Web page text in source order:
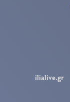
ilialive.gr